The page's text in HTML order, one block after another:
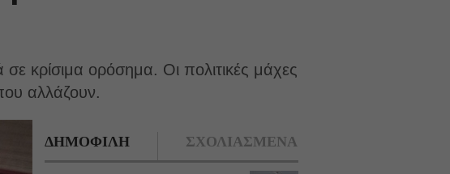
κρίσιμα ορόσημα. Οι πολιτικές μάχες
αλλάζουν.
ΔΗΜΟΦΙΛΗ ΣΧΟΛΙΑΣΜΕΝΑ